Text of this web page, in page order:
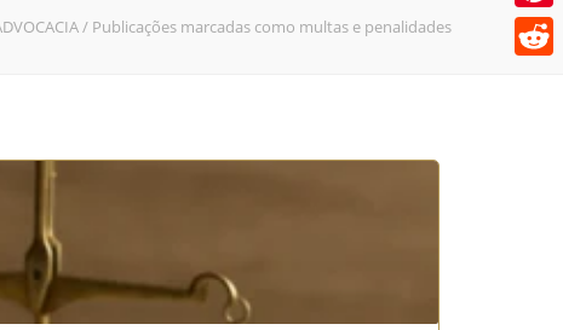
/ Publicações marcadas como multas e penalidades